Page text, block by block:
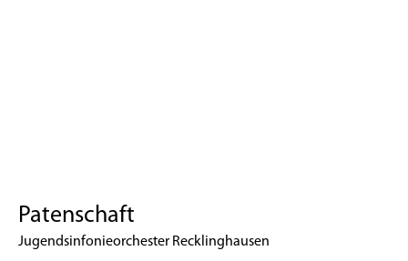
Patenschaft
Jugendsinfonieorchester Recklinghausen